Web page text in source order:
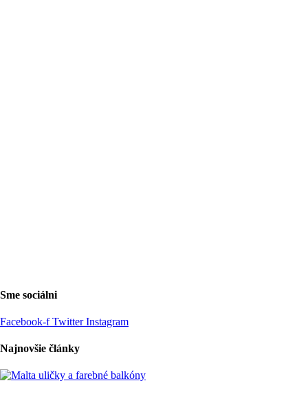
Sme sociálni
Facebook-f Twitter Instagram
Najnovšie články